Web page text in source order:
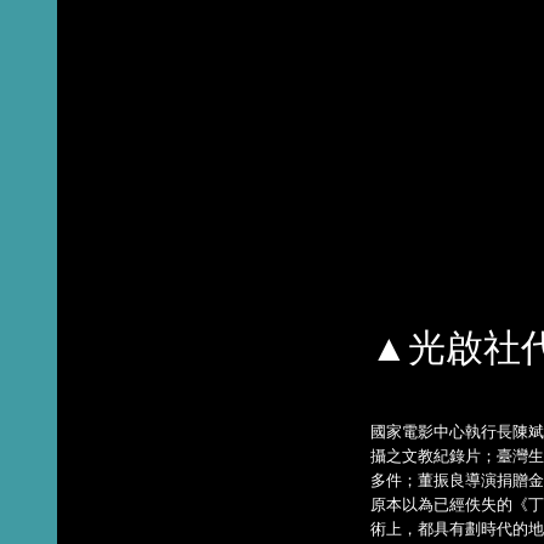
▲光啟社
國家電影中心執行長陳
攝之文教紀錄片；臺灣
多件；董振良導演捐贈
原本以為已經佚失的《
術上，都具有劃時代的